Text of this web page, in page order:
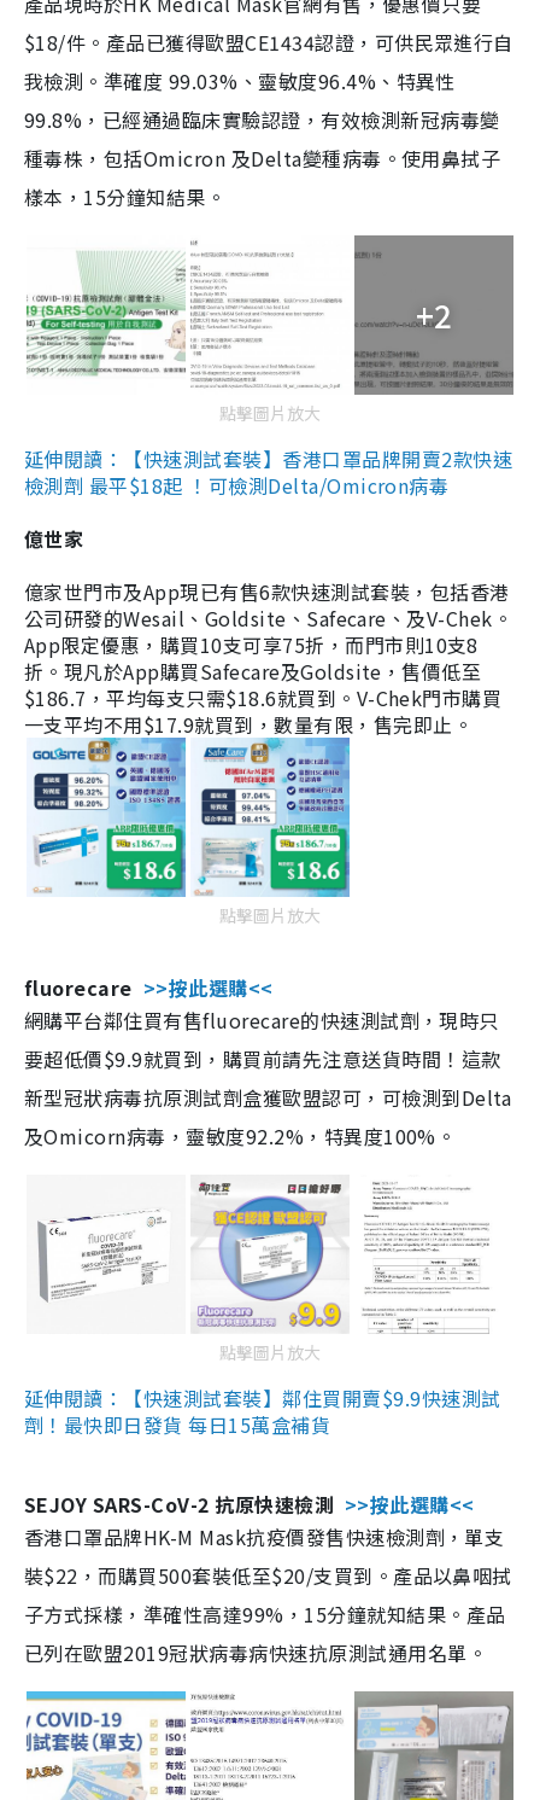
$18/件。產品已獲得歐盟CE1434認證，可供民眾進行自
我檢測。準確度 99.03%、靈敏度96.4%、特異性
99.8%，已經通過臨床實驗認證，有效檢測新冠病毒變
種毒株，包括Omicron 及Delta變種病毒。使用鼻拭子
樣本，15分鐘知結果。
+2
點擊圖片放大
延伸閱讀：【快速測試套裝】香港口罩品牌開賣2款快速
檢測劑 最平$18起 ！可檢測Delta/Omicron病毒
億世家
億家世門市及App現已有售6款快速測試套裝，包括香港
公司研發的Wesail、Goldsite、Safecare、及V-Chek。
App限定優惠，購買10支可享75折，而門市則10支8
折。現凡於App購買Safecare及Goldsite，售價低至
$186.7，平均每支只需$18.6就買到。V-Chek門市購買
一支平均不用$17.9就買到，數量有限，售完即止。
點擊圖片放大
fluorecare >>按此選購<<
網購平台鄰住買有售fluorecare的快速測試劑，現時只
要超低價$9.9就買到，購買前請先注意送貨時間！這款
新型冠狀病毒抗原測試劑盒獲歐盟認可，可檢測到Delta
及Omicorn病毒，靈敏度92.2%，特異度100%。
點擊圖片放大
延伸閱讀：【快速測試套裝】鄰住買開賣$9.9快速測試
劑！最快即日發貨 每日15萬盒補貨
SEJOY SARS-CoV-2 抗原快速檢測 >>按此選購<<
香港口罩品牌HK-M Mask抗疫價發售快速檢測劑，單支
裝$22，而購買500套裝低至$20/支買到。產品以鼻咽拭
子方式採樣，準確性高達99%，15分鐘就知結果。產品
已列在歐盟2019冠狀病毒病快速抗原測試通用名單。